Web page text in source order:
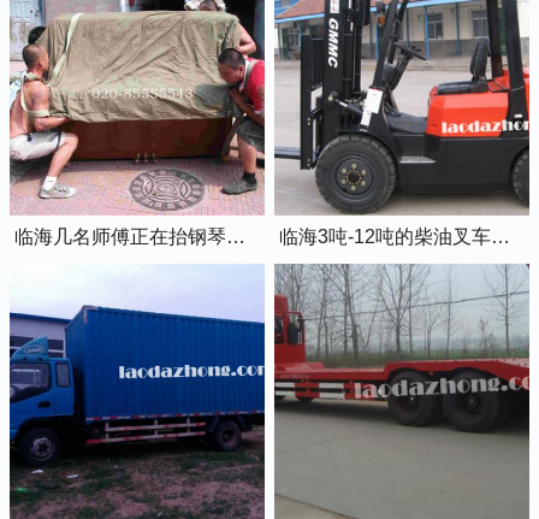
临海几名师傅正在抬钢琴上楼 临海3吨-12吨的柴油叉车出租